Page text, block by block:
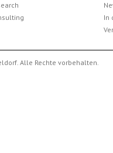
In
Alle Rechte vorbehalten.